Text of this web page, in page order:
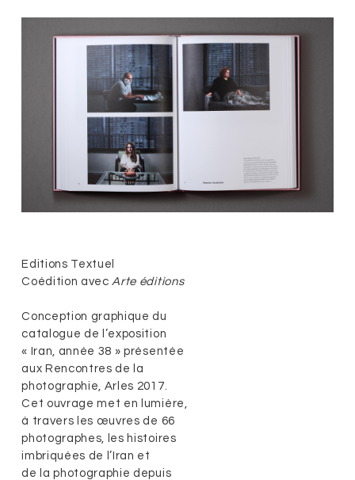
Editions Textuel
Coédition avec Arte éditions
Conception graphique du
catalogue de l’exposition
« Iran, année 38 » présentée
aux Rencontres de la
photographie, Arles 2017.
Cet ouvrage met en lumière,
à travers les œuvres de 66
photographes, les histoires
imbriquées de l’Iran et
de la photographie depuis